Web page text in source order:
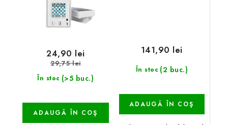
În stoc (>5 buc.)
24,90 lei
29,75 lei
ADAUGĂ ÎN COŞ
În stoc (2 buc.)
141,90 lei
ADAUGĂ ÎN COŞ